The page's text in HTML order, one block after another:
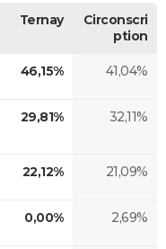
Ternay
Circonscri
ption
46,15% 41,04%
29,81% 32,11%
22,12% 21,09%
0,00% 2,69%